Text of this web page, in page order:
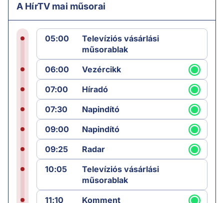
A HírTV mai műsorai
05:00
Televíziós vásárlási
műsorablak
06:00
Vezércikk
07:00
Híradó
07:30
Napindító
09:00
Napindító
09:25
Radar
10:05
Televíziós vásárlási
műsorablak
11:10
Komment